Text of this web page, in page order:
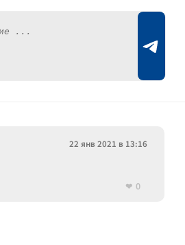
22 янв 2021 в 13:16
0